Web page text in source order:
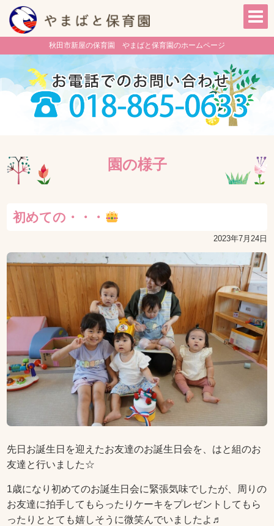
秋田市新屋の保育園 やまばと保育園のホームページ
園の様子
初めての・・・
2023年7月24日
先日お誕生日を迎えたお友達のお誕生日会を、はと組のお
友達と行いました☆
1歳になり初めてのお誕生日会に緊張気味でしたが、周りの
お友達に拍手してもらったりケーキをプレゼントしてもら
ったりととても嬉しそうに微笑んでいましたよ♬